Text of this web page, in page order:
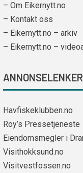
– Om Eikernytt.no
– Kontakt oss
– Eikernytt.no – arkiv
– Eikernytt.no –
ANNONSELENKER
Havfiskeklubben.no
Roy’s Pressetjeneste
Eiendomsmegler i
Visithokksund.no
Visitvestfossen.no